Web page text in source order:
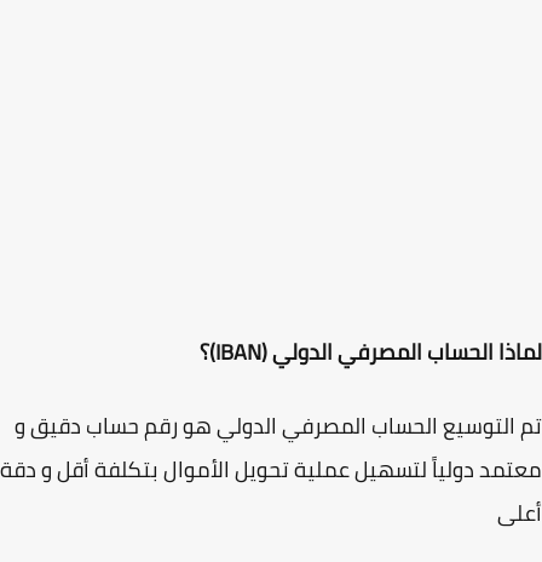
الحساب المصرفي الدولي(IBAN)
؟
الحساب المصرفي الدولي هو رقم حساب دقيق و
دولياً لتسهيل عملية تحويل الأموال بتكلفة أقل و دقة